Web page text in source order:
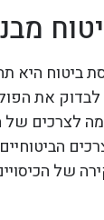
ביטוח היא
את
לצרכים של
של